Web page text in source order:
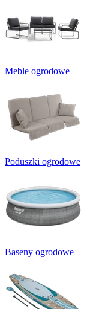
Meble ogrodowe
Poduszki ogrodowe
Baseny ogrodowe